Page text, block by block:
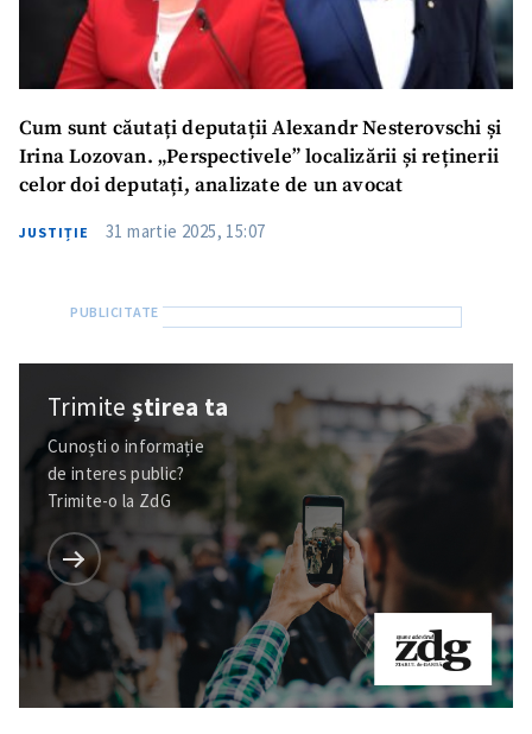
Cum sunt căutați deputații Alexandr Nesterovschi și
Irina Lozovan. „Perspectivele” localizării și reținerii
celor doi deputați, analizate de un avocat
JUSTIȚIE 31 martie 2025, 15:07
Trimiteștirea ta
Cunoști o informație
de interes public?
Trimite-o la ZdG